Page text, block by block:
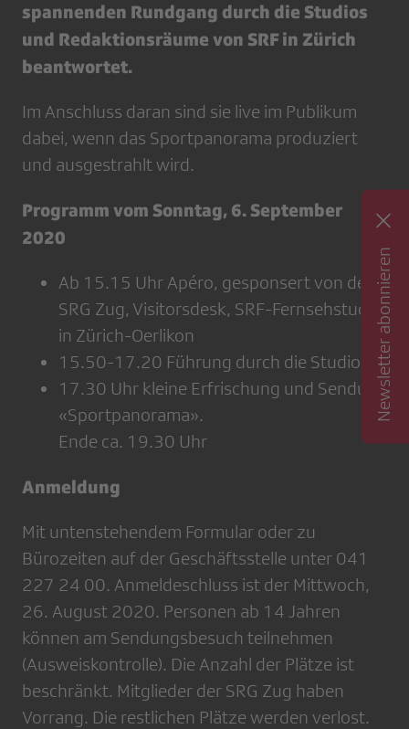
spannenden Rundgang durch die Studios
und Redaktionsräume von SRF in Zürich
beantwortet.
Im Anschluss daran sind sie live im Publikum
dabei, wenn das Sportpanorama produziert
und ausgestrahlt wird.
Programm vom Sonntag, 6. September
2020
Ab 15.15 Uhr Apéro, gesponsert von der
SRG Zug, Visitorsdesk, SRF-Fernsehstudio
in Zürich-Oerlikon
15.50-17.20 Führung durch die Studios
17.30 Uhr kleine Erfrischung und Sendung
«Sportpanorama».
Ende ca. 19.30 Uhr
Anmeldung
Mit untenstehendem Formular oder zu
Bürozeiten auf der Geschäftsstelle unter 041
227 24 00. Anmeldeschluss ist der Mittwoch,
26. August 2020. Personen ab 14 Jahren
können am Sendungsbesuch teilnehmen
(Ausweiskontrolle). Die Anzahl der Plätze ist
beschränkt. Mitglieder der SRG Zug haben
Vorrang. Die restlichen Plätze werden verlost.
Newsletter abonnieren